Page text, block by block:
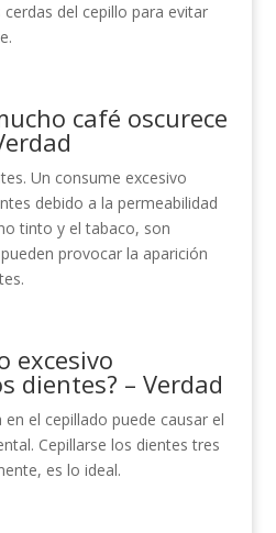
del cepillo para evitar
café oscurece
Un consume excesivo
debido a la permeabilidad
tinto y el tabaco, son
provocar la aparición
excesivo
dientes? – Verdad
el cepillado puede causar el
Cepillarse los dientes tres
es lo ideal.